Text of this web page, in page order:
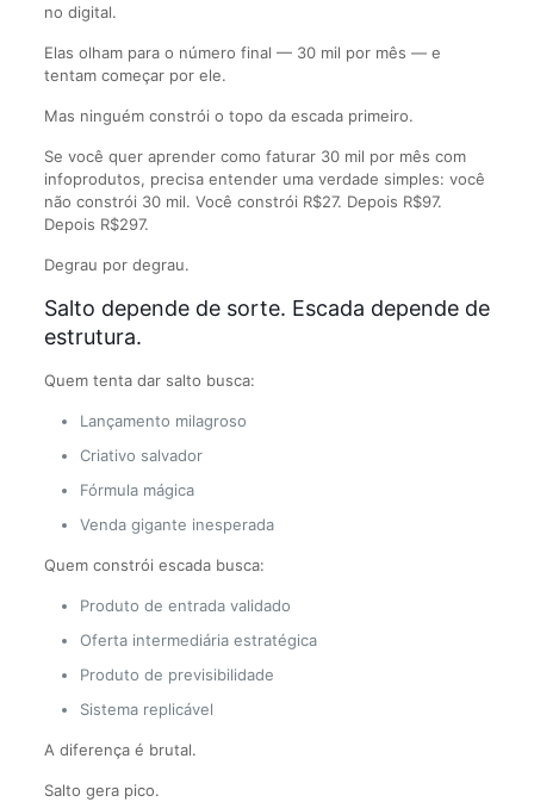
no digital.
Elas olham para o número final — 30 mil por mês — e
tentam começar por ele.
Mas ninguém constrói o topo da escada primeiro.
Se você quer aprender como faturar 30 mil por mês com
infoprodutos, precisa entender uma verdade simples: você
não constrói 30 mil. Você constrói R$27. Depois R$97.
Depois R$297.
Degrau por degrau.
Salto depende de sorte. Escada depende de
estrutura.
Quem tenta dar salto busca:
Lançamento milagroso
Criativo salvador
Fórmula mágica
Venda gigante inesperada
Quem constrói escada busca:
Produto de entrada validado
Oferta intermediária estratégica
Produto de previsibilidade
Sistema replicável
A diferença é brutal.
Salto gera pico.